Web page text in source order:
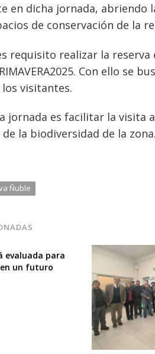
en dicha jornada,
de conservación de la
requisito realizar la reserva
Con ello se
visitantes.
jornada es facilitar la
la biodiversidad de la zona.
Ñuble
evaluada para
un futuro